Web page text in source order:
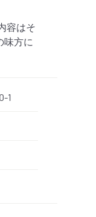
容はそ
味方に
1